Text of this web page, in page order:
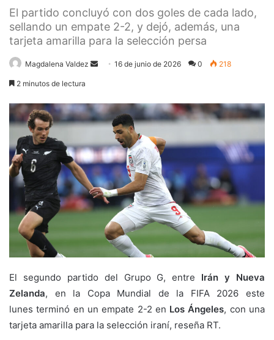
El partido concluyó con dos goles de cada lado,
sellando un empate 2-2, y dejó, además, una
tarjeta amarilla para la selección persa
Magdalena Valdez
Send16 de junio de 2026 0 218
2 minutos de lectura
El segundo partido del Grupo G, entre Irán y Nueva
Zelanda, en la Copa Mundial de la FIFA 2026 este
lunes terminó en un empate 2-2 en Los Ángeles, con una
tarjeta amarilla para la selección iraní, reseña RT.